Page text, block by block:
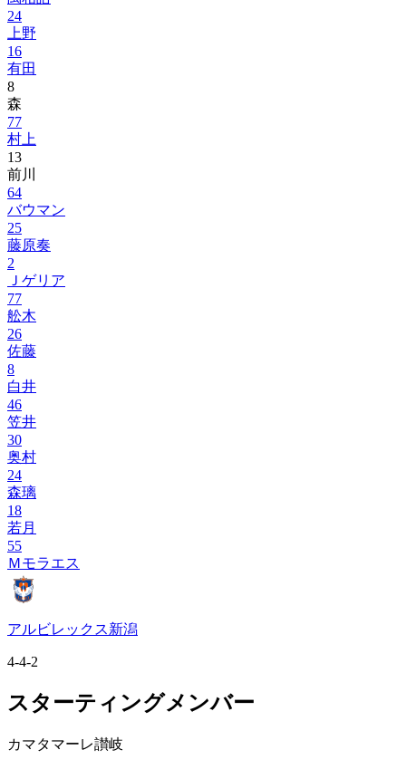
24
上野
16
有田
8
森
77
村上
13
前川
64
バウマン
25
藤原奏
2
Ｊゲリア
77
舩木
26
佐藤
8
白井
46
笠井
30
奥村
24
森璃
18
若月
55
Ｍモラエス
アルビレックス新潟
4-4-2
スターティングメンバー
カマタマーレ讃岐